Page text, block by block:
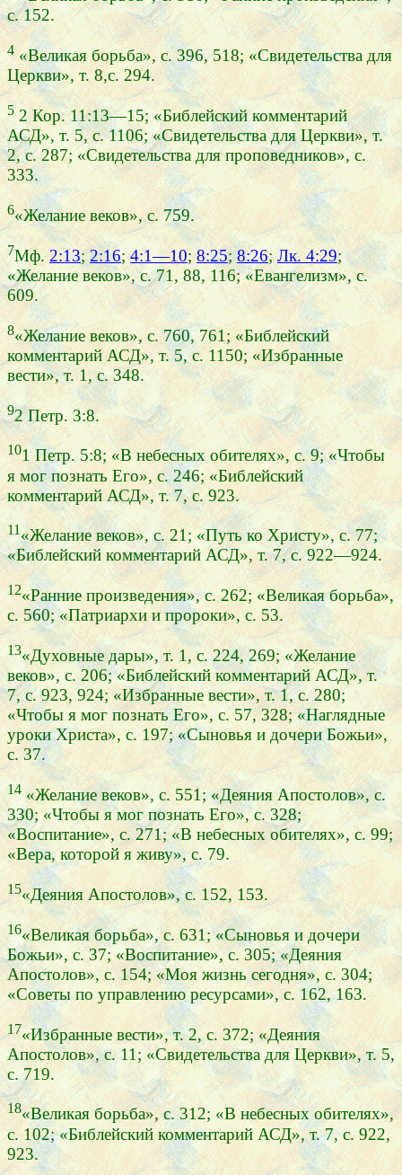
с. 152.
4 «Великая борьба», с. 396, 518; «Свидетельства для
Церкви», т. 8,с. 294.
52 Кор. 11:13—15; «Библейский комментарий
АСД», т. 5, с. 1106; «Свидетельства для Церкви», т.
2, с. 287; «Свидетельства для проповедников», с.
333.
6«Желание веков», с. 759.
7Мф. 2:13;2:16;4:1—10;8:25;8:26;Лк. 4:29;
«Желание веков», с. 71, 88, 116; «Евангелизм», с.
609.
8«Желание веков», с. 760, 761; «Библейский
комментарий АСД», т. 5, с. 1150; «Избранные
вести», т. 1, с. 348.
92 Петр. 3:8.
101 Петр. 5:8; «В небесных обителях», с. 9; «Чтобы
я мог познать Его», с. 246; «Библейский
комментарий АСД», т. 7, с. 923.
11 «Желание веков», с. 21; «Путь ко Христу», с. 77;
«Библейский комментарий АСД», т. 7, с. 922—924.
12«Ранние произведения», с. 262; «Великая борьба»,
с. 560; «Патриархи и пророки», с. 53.
13«Духовные дары», т. 1, с. 224, 269; «Желание
веков», с. 206; «Библейский комментарий АСД», т.
7, с. 923, 924; «Избранные вести», т. 1, с. 280;
«Чтобы я мог познать Его», с. 57, 328; «Наглядные
уроки Христа», с. 197; «Сыновья и дочери Божьи»,
с. 37.
14 «Желание веков», с. 551; «Деяния Апостолов», с.
330; «Чтобы я мог познать Его», с. 328;
«Воспитание», с. 271; «В небесных обителях», с. 99;
«Вера, которой я живу», с. 79.
15«Деяния Апостолов», с. 152, 153.
16«Великая борьба», с. 631; «Сыновья и дочери
Божьи», с. 37; «Воспитание», с. 305; «Деяния
Апостолов», с. 154; «Моя жизнь сегодня», с. 304;
«Советы по управлению ресурсами», с. 162, 163.
17«Избранные вести», т. 2, с. 372; «Деяния
Апостолов», с. 11; «Свидетельства для Церкви», т. 5,
с. 719.
18«Великая борьба», с. 312; «В небесных обителях»,
с. 102; «Библейский комментарий АСД», т. 7, с. 922,
923.